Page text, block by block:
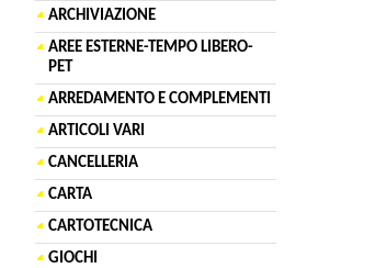
ARCHIVIAZIONE
AREE ESTERNE-TEMPO LIBERO-
PET
ARREDAMENTO E COMPLEMENTI
ARTICOLI VARI
CANCELLERIA
CARTA
CARTOTECNICA
GIOCHI